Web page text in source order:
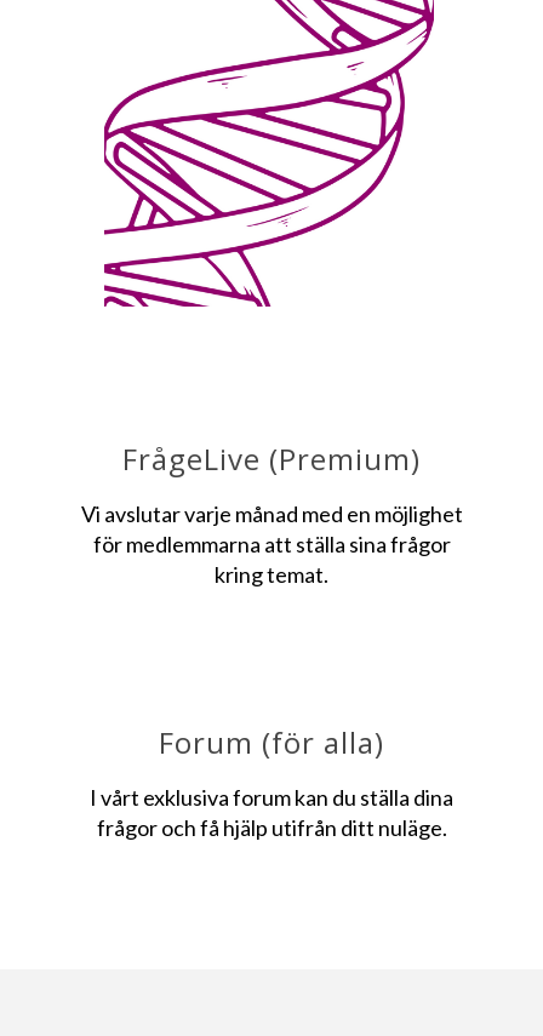
FrågeLive (Premium)
Vi avslutar varje månad med en möjlighet
för medlemmarna att ställa sina frågor
kring temat.
Forum (för alla)
I vårt exklusiva forum kan du ställa dina
frågor och få hjälp utifrån ditt nuläge.